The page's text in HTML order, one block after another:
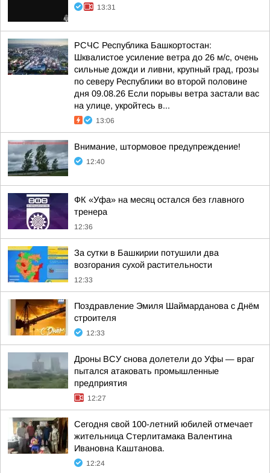
13:31
РСЧС Республика Башкортостан:
Шквалистое усиление ветра до 26 м/с, очень
сильные дожди и ливни, крупный град, грозы
по северу Республики во второй половине
дня 09.08.26 Если порывы ветра застали вас
на улице, укройтесь в...
13:06
Внимание, штормовое предупреждение!
12:40
ФК «Уфа» на месяц остался без главного
тренера
12:36
За сутки в Башкирии потушили два
возгорания сухой растительности
12:33
Поздравление Эмиля Шаймарданова с Днём
строителя
12:33
Дроны ВСУ снова долетели до Уфы — враг
пытался атаковать промышленные
предприятия
12:27
Сегодня свой 100-летний юбилей отмечает
жительница Стерлитамака Валентина
Ивановна Каштанова.
12:24